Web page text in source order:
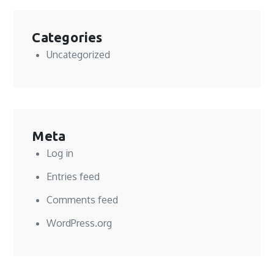
Categories
Uncategorized
Meta
Log in
Entries feed
Comments feed
WordPress.org